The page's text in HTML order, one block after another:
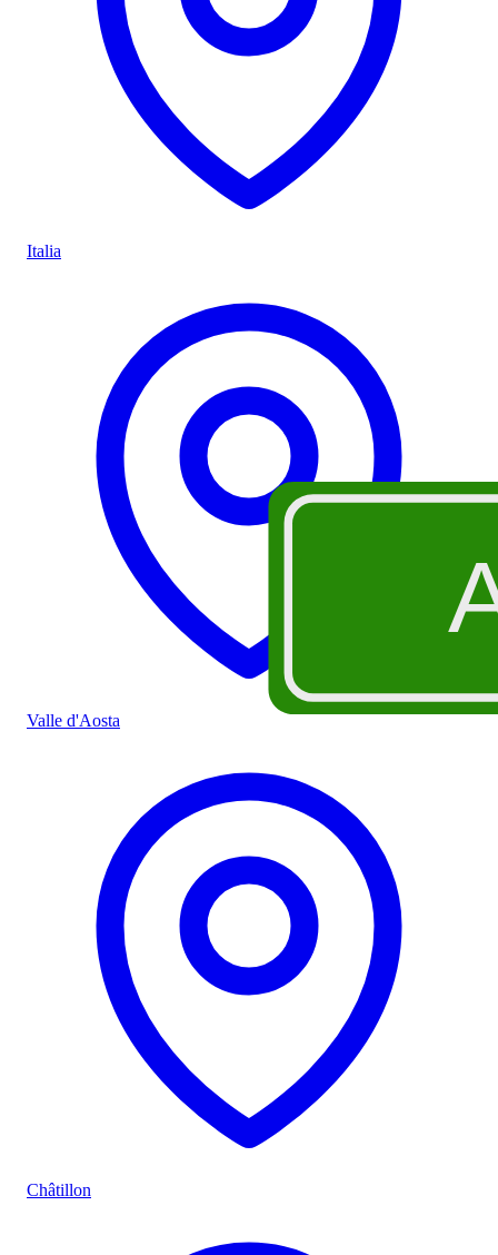
Italia
Valle d'Aosta
Châtillon